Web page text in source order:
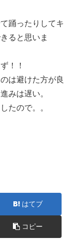
踊ったりしてキ
ると思いま
！！
は避けた方が良
みは遅い。
たので。。
はてブ
コピー